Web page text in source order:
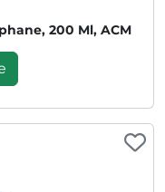
200 Ml, ACM